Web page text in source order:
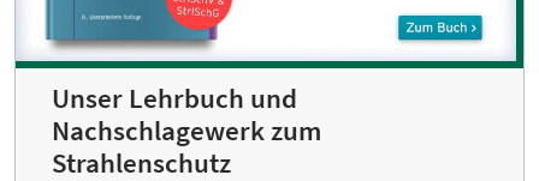
Unser Lehrbuch und
Nachschlagewerk zum
Strahlenschutz